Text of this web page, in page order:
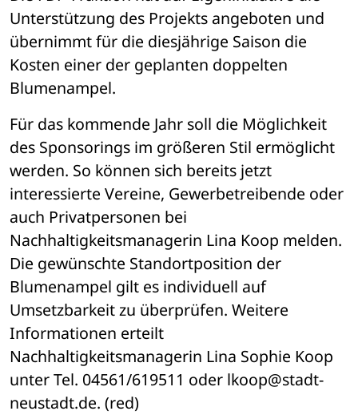
Unterstützung des Projekts angeboten und
übernimmt für die diesjährige Saison die
Kosten einer der geplanten doppelten
Blumenampel.
Für das kommende Jahr soll die Möglichkeit
des Sponsorings im größeren Stil ermöglicht
werden. So können sich bereits jetzt
interessierte Vereine, Gewerbetreibende oder
auch Privatpersonen bei
Nachhaltigkeitsmanagerin Lina Koop melden.
Die gewünschte Standortposition der
Blumenampel gilt es individuell auf
Umsetzbarkeit zu überprüfen. Weitere
Informationen erteilt
Nachhaltigkeitsmanagerin Lina Sophie Koop
unter Tel. 04561/619511 oder lkoop@stadt-
neustadt.de. (red)